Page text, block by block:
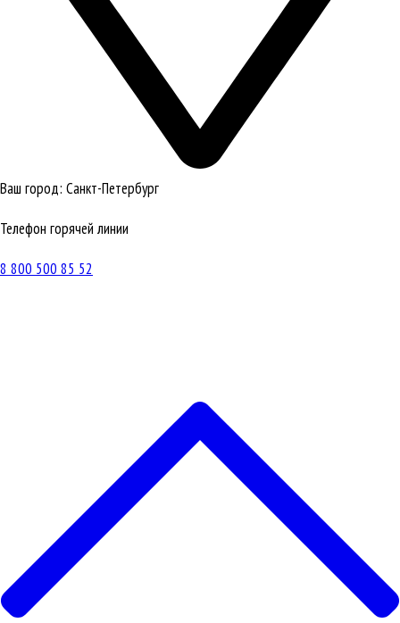
Ваш город: Санкт-Петербург
Телефон горячей линии
8 800 500 85 52